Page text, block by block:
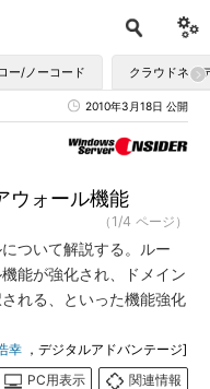
ロー/ノーコード クラウドネイ
2010年3月18日 公開
ォール機能
（1/4 ページ）
ついて解説する。ルー
能が強化され、ドメイン
れる、といった機能強化
幸 ，デジタルアドバンテージ]
PC用表示
関連情報